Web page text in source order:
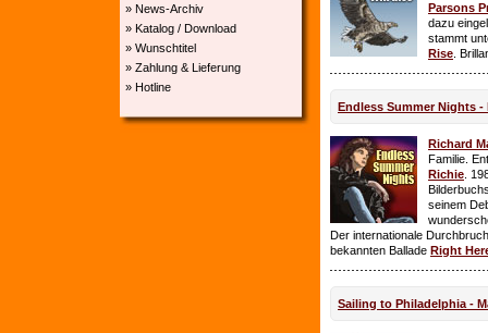
» News-Archiv
» Katalog / Download
» Wunschtitel
» Zahlung & Lieferung
» Hotline
Parsons
dazu
stammt
Rise .
Endless Summer Nights -
Richard
Familie.
Richie .
seinem
Der internationale
bekannten Ballade Right
Sailing to Philadelphia -